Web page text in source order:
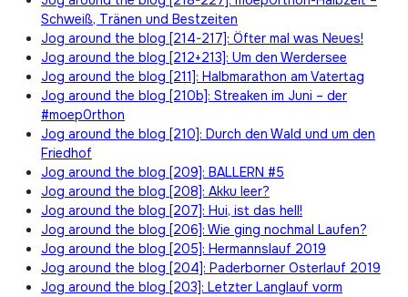
Schweiß, Tränen und Bestzeiten
Jog around the blog [214-217]: Öfter mal was Neues!
Jog around the blog [212+213]: Um den Werdersee
Jog around the blog [211]: Halbmarathon am Vatertag
Jog around the blog [210b]: Streaken im Juni – der
#moep0rthon
Jog around the blog [210]: Durch den Wald und um den
Friedhof
Jog around the blog [209]: BALLERN #5
Jog around the blog [208]: Akku leer?
Jog around the blog [207]: Hui, ist das hell!
Jog around the blog [206]: Wie ging nochmal Laufen?
Jog around the blog [205]: Hermannslauf 2019
Jog around the blog [204]: Paderborner Osterlauf 2019
Jog around the blog [203]: Letzter Langlauf vorm